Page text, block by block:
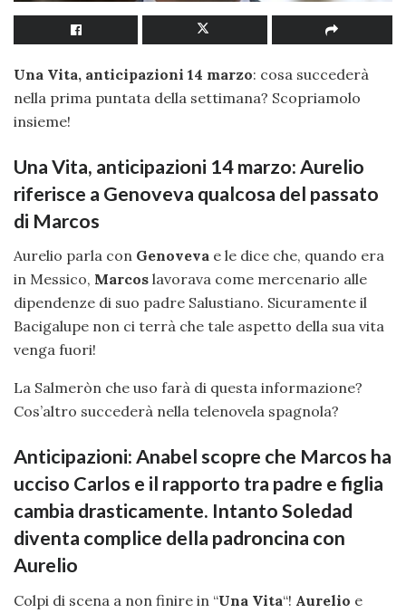
Una Vita, anticipazioni 14 marzo: cosa succederà
nella prima puntata della settimana? Scopriamolo
insieme!
Una Vita, anticipazioni 14 marzo: Aurelio
riferisce a Genoveva qualcosa del passato
di Marcos
Aurelio parla con Genoveva e le dice che, quando era
in Messico, Marcos lavorava come mercenario alle
dipendenze di suo padre Salustiano. Sicuramente il
Bacigalupe non ci terrà che tale aspetto della sua vita
venga fuori!
La Salmeròn che uso farà di questa informazione?
Cos’altro succederà nella telenovela spagnola?
Anticipazioni: Anabel scopre che Marcos ha
ucciso Carlos e il rapporto tra padre e figlia
cambia drasticamente. Intanto Soledad
diventa complice della padroncina con
Aurelio
Colpi di scena a non finire in “Una Vita“! Aurelio e